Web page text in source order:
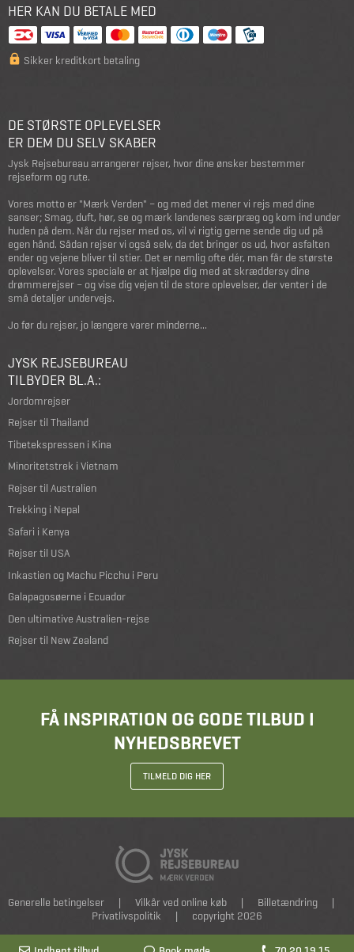
HER KAN DU BETALE MED
Sikker kreditkort betaling
DE STØRSTE OPLEVELSER
ER DEM DU SELV SKABER
Jysk Rejsebureau arrangerer rejser, hvor dine ønsker bestemmer
rejseform og rute.
Vores motto er "Mærk Verden" – og med det mener vi rejs med dine
sanser; Smag, duft, hør, se og mærk landenes særpræg og kom ind under
huden på dem. Når du rejser med os, vil vi rigtig gerne sende dig ud på
egen hånd. Sådan rejser vi også selv, da det bringer os ud, hvor asfalten
ender og vejene bliver til stier. Det er nemlig ofte dér, man får de største
oplevelser. Vores speciale er at hjælpe dig med at skræddersy dine
drømmerejser – og vise dig vejen til de store oplevelser, der venter i de
små detaljer undervejs.
Jo før du rejser, jo længere varer minderne...
JYSK REJSEBUREAU
TILBYDER BL.A.:
Jordomrejser
Rejser til Thailand
Tibetekspressen i Kina
Minoritetstrek i Vietnam
Rejser til Australien
Trekking i Nepal
Safari i Kenya
Rejser til USA
Inkastien og Machu Picchu i Peru
Galapagosøerne i Ecuador
Den ultimative Australien-rejse
Rejser til New Zealand
FÅ INSPIRATION OG GODE TILBUD I
NYHEDSBREVET
TILMELD DIG HER
Generelle betingelser | Vilkår ved online køb | Billetændring
|
Privatlivspolitik
| copyright 2026